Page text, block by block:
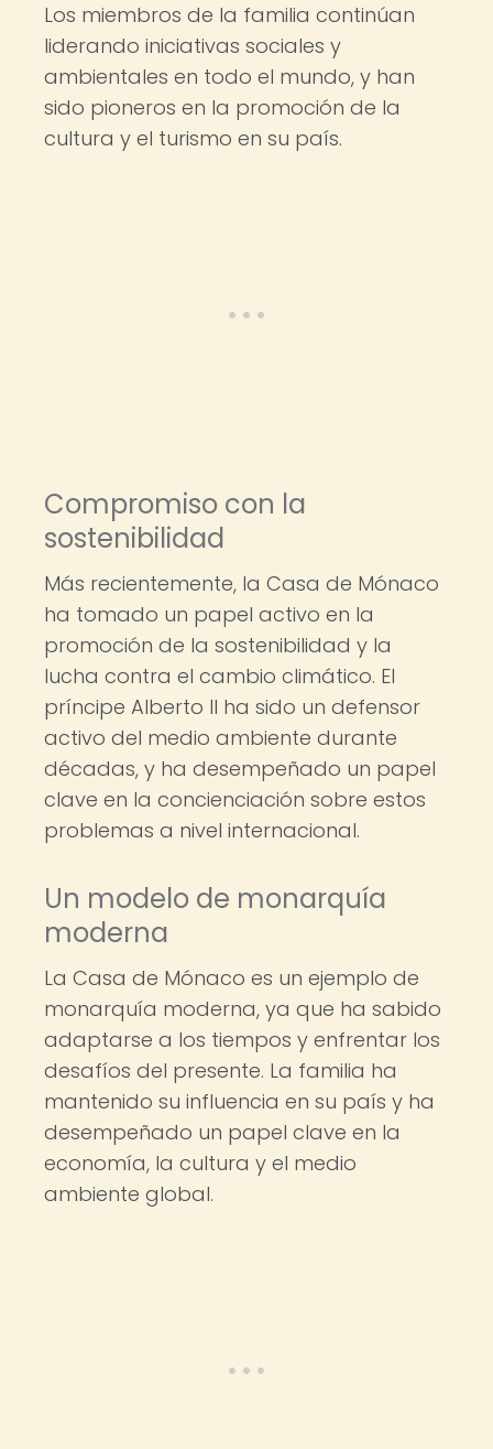
Los miembros de la familia continúan
liderando iniciativas sociales y
ambientales en todo el mundo, y han
sido pioneros en la promoción de la
cultura y el turismo en su país.
Compromiso con la
sostenibilidad
Más recientemente, la Casa de Mónaco
ha tomado un papel activo en la
promoción de la sostenibilidad y la
lucha contra el cambio climático. El
príncipe Alberto II ha sido un defensor
activo del medio ambiente durante
décadas, y ha desempeñado un papel
clave en la concienciación sobre estos
problemas a nivel internacional.
Un modelo de monarquía
moderna
La Casa de Mónaco es un ejemplo de
monarquía moderna, ya que ha sabido
adaptarse a los tiempos y enfrentar los
desafíos del presente. La familia ha
mantenido su influencia en su país y ha
desempeñado un papel clave en la
economía, la cultura y el medio
ambiente global.